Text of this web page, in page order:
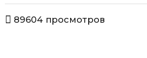
о
в
89604 просмотров